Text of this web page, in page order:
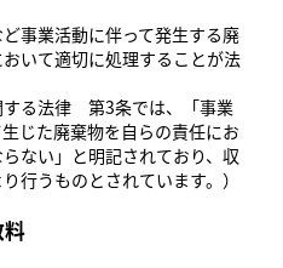
事業活動に伴って発生する廃
いて適切に処理することが法
する法律 第3条では、「事業
じた廃棄物を自らの責任にお
ない」と明記されており、収
行うものとされています。）